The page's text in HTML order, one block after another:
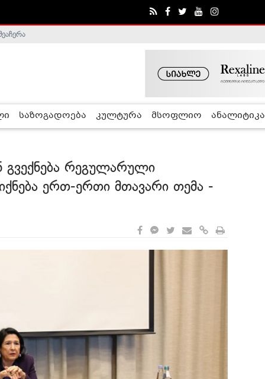
კომისია
საზოგადოება კულტურა მსოფლიო ანალიტიკა
გვექნება რეგულარული
ერთ-ერთი მთავარი თემა -